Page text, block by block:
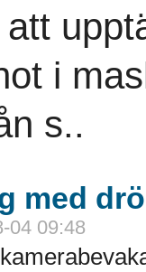
i
s..
med
04 09:48